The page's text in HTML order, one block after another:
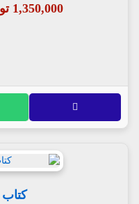
1,350,000 تومان
کتاب